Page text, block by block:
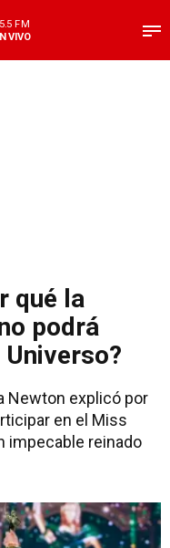
FM
VIVO
qué la
podrá
Newton explicó por
en el Miss
impecable reinado